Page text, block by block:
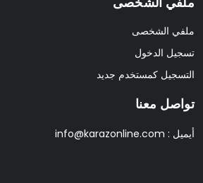
ملفي الشخصى
تسجيل الدخول
التسجيل كمستخدم جديد
تواصل معنا
أيميل : info@karazonline.com